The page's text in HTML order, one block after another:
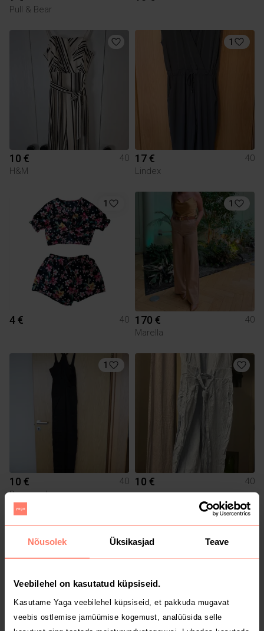
Nõusolek Üksikasjad Teave
Veebilehel on kasutatud küpsiseid.
Kasutame Yaga veebilehel küpsiseid, et pakkuda mugavat
veebis ostlemise jamüümise kogemust, analüüsida selle
Pull & Bear
10 €
40
H&M
1
17 €
40
Lindex
1
4 € 40
1
170 €
40
Marella
1
10 €
40
Reserved
10 € 40
3 3